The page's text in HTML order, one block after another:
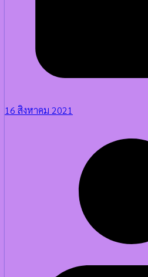
16 สิงหาคม 2021